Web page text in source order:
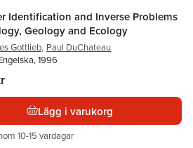
Identification and Inverse Problems
Geology and Ecology
Gottlieb, Paul DuChateau
1996
Lägg i varukorg
10-15 vardagar